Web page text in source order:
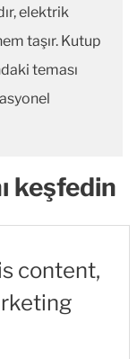
elektrik
taşır. Kutup
teması
keşfedin
content,